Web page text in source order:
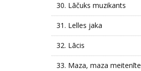
30. Lāčuks muzikants
31. Lelles jaka
32. Lācis
33. Maza, maza meitenīte